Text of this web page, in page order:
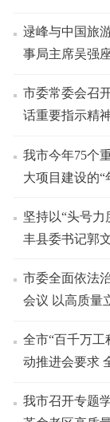
逯峰与中国旅
事局主席吴强
市委常委会召
话重要指示精
我市今年75个
大项目建设的“
坚持以“头号
丰县委书记郭
市委全面依法
会议 以高质量
全市“百千万工
动推进会要求
我市召开专题